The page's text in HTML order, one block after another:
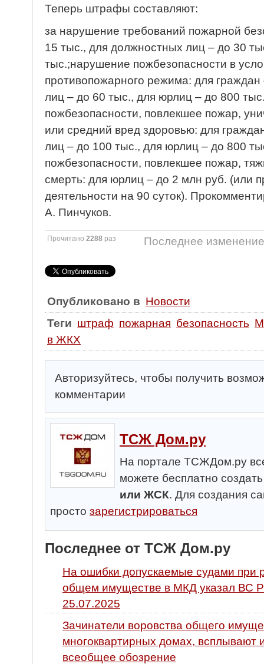
Теперь штрафы составляют:
за нарушение требований пожарной
15 тыс., для должностных лиц – до 30
тыс.;нарушение пожбезопасности в
противопожарного режима: для
лиц – до 60 тыс., для юрлиц – до 800
пожбезопасности, повлекшее пожар,
или средний вред здоровью: для
лиц – до 100 тыс., для юрлиц – до 800
пожбезопасности, повлекшее пожар,
смерть: для юрлиц – до 2 млн руб. (или
деятельности на 90 суток).
А. Пинчуков.
Прочитано 2288 раз Последнее
Опубликовано в Новости
Теги штраф пожарная безопасность
в ЖКХ
Авторизуйтесь, чтобы получить
комментарии
ТСЖ Дом.ру
На портале ТСЖДом.ру
можете бесплатно
или ЖСК. Для создания
просто зарегистрироваться
Последнее от ТСЖ Дом.ру
На ошибки допускаемые судами при
общем имуществе в МКД указал ВС
25.07.2025
Зачинатели воровства общего
многоквартирных домах, всплывают
всеобщее обозрение